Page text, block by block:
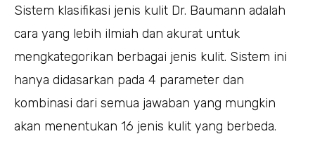
Sistem klasifikasi jenis kulit Dr. Baumann adalah
cara yang lebih ilmiah dan akurat untuk
mengkategorikan berbagai jenis kulit. Sistem ini
hanya didasarkan pada 4 parameter dan
kombinasi dari semua jawaban yang mungkin
akan menentukan 16 jenis kulit yang berbeda.